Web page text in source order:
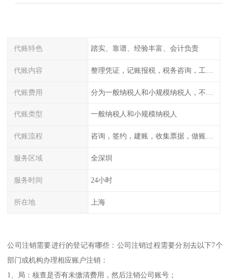
代账特色 踏实、靠谱、经验丰富、会计负责
代账内容
代账费用
代账类型 一般纳税人和小规模纳税人
代账流程 咨询，签约，建账，收集票据，做账，报税
服务区域 全深圳
服务时间 24小时
所在地 上海
公司注销需要进行的登记有哪些：公司注销过程需要分别去以下7个
部门或机构办理相应账户注销：
1、局：核查是否有未缴清费用，然后注销公司账号；